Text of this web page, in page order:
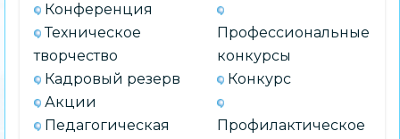
Конференция
Техническое
творчество
Кадровый резерв
Акции
Педагогическая
Профессиональные
конкурсы
Конкурс
Профилактическое